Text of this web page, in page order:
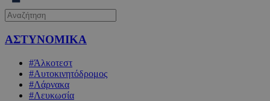
ΑΣΤΥΝΟΜΙΚΑ
#Άλκοτεστ
#Αυτοκινητόδρομος
#Λάρνακα
#Λευκωσία